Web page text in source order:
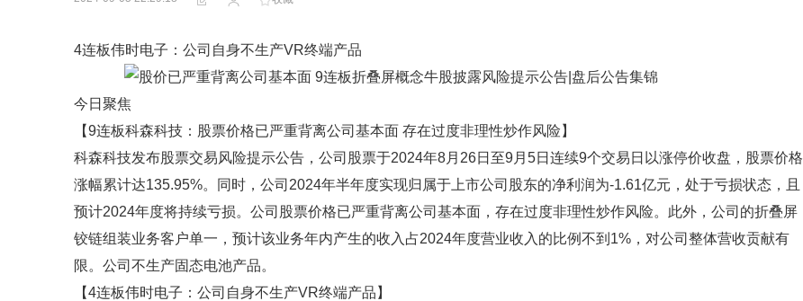
4连板伟时电子：公司自身不生产VR终端产品
今日聚焦
【9连板科森科技：股票价格已严重背离公司基本面 存在过度非理性炒作风险】
科森科技发布股票交易风险提示公告，公司股票于2024年8月26日至9月5日连续9个交易日以涨停价收盘，股票价格
涨幅累计达135.95%。同时，公司2024年半年度实现归属于上市公司股东的净利润为-1.61亿元，处于亏损状态，且
预计2024年度将持续亏损。公司股票价格已严重背离公司基本面，存在过度非理性炒作风险。此外，公司的折叠屏
铰链组装业务客户单一，预计该业务年内产生的收入占2024年度营业收入的比例不到1%，对公司整体营收贡献有
限。公司不生产固态电池产品。
【4连板伟时电子：公司自身不生产VR终端产品】